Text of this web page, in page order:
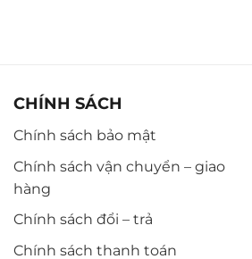
CHÍNH SÁCH
Chính sách bảo mật
Chính sách vận chuyển – giao
hàng
Chính sách đổi – trả
Chính sách thanh toán